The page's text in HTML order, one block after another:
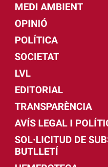
MEDI AMBIENT
OPINIÓ
POLÍTICA
SOCIETAT
LVL
EDITORIAL
TRANSPARÈNCIA
AVÍS LEGAL I
SOL·LICITUD DE
BUTLLETÍ